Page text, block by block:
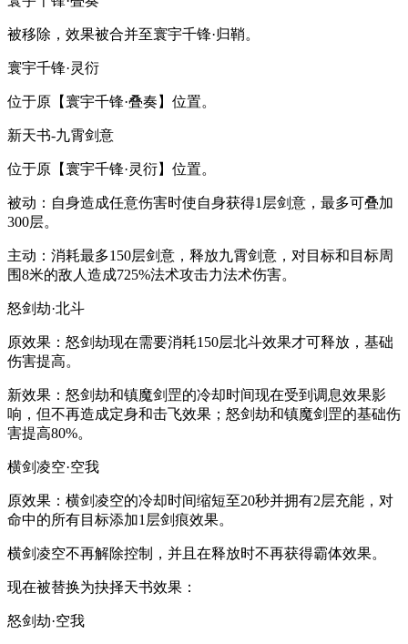
被移除，效果被合并至寰宇千锋·归鞘。
寰宇千锋·灵衍
位于原【寰宇千锋·叠奏】位置。
新天书-九霄剑意
位于原【寰宇千锋·灵衍】位置。
被动：自身造成任意伤害时使自身获得1层剑意，最多可叠加
300层。
主动：消耗最多150层剑意，释放九霄剑意，对目标和目标周
围8米的敌人造成725%法术攻击力法术伤害。
怒剑劫·北斗
原效果：怒剑劫现在需要消耗150层北斗效果才可释放，基础
伤害提高。
新效果：怒剑劫和镇魔剑罡的冷却时间现在受到调息效果影
响，但不再造成定身和击飞效果；怒剑劫和镇魔剑罡的基础伤
害提高80%。
横剑凌空·空我
原效果：横剑凌空的冷却时间缩短至20秒并拥有2层充能，对
命中的所有目标添加1层剑痕效果。
横剑凌空不再解除控制，并且在释放时不再获得霸体效果。
现在被替换为抉择天书效果：
怒剑劫·空我